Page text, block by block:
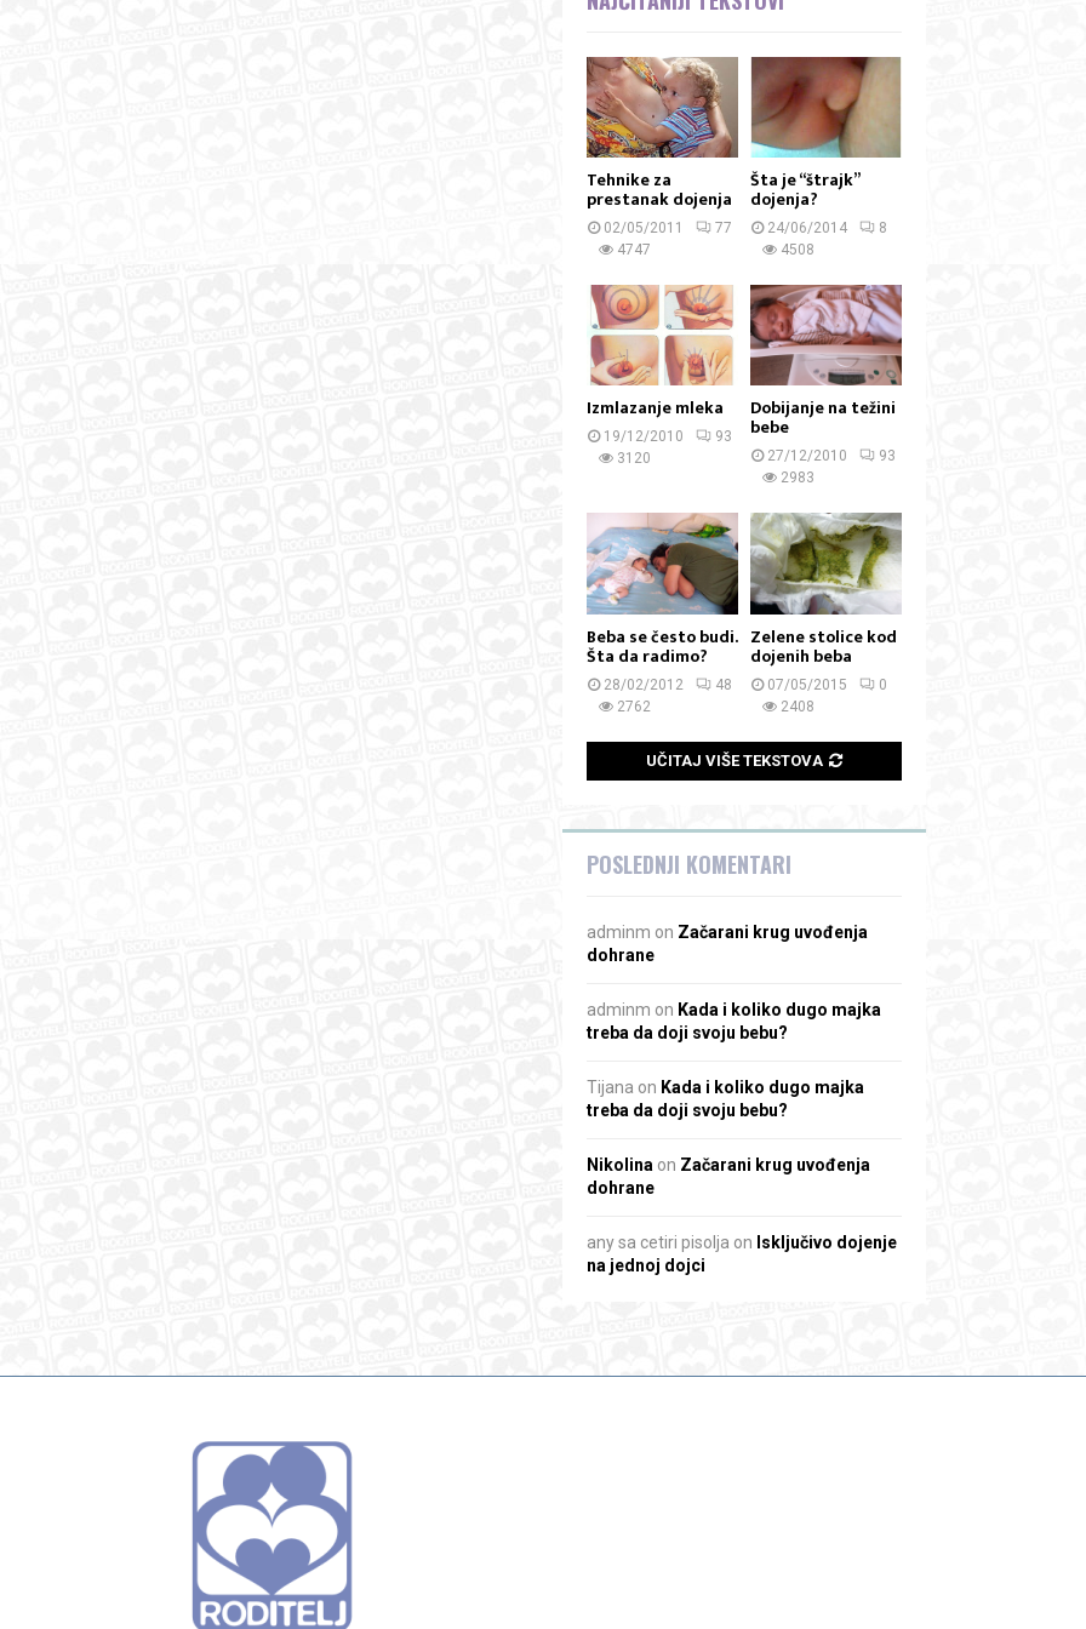
Tehnike za
prestanak dojenja
02/05/2011
77
4747
Šta je “štrajk”
dojenja?
24/06/2014
8
4508
Izmlazanje mleka
19/12/2010
93
3120
Dobijanje na težini
bebe
27/12/2010
93
2983
Beba se često budi.
Šta da radimo?
28/02/2012
48
2762
Zelene stolice kod
dojenih beba
07/05/2015
0
2408
UČITAJ VIŠE TEKSTOVA
POSLEDNJI KOMENTARI
adminm on Začarani krug uvođenja
dohrane
adminm on Kada i koliko dugo majka
treba da doji svoju bebu?
Tijana on Kada i koliko dugo majka
treba da doji svoju bebu?
Nikolina on Začarani krug uvođenja
dohrane
any sa cetiri pisolja on Isključivo dojenje
na jednoj dojci